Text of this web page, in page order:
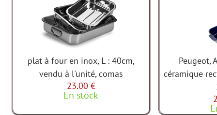
plat à four en inox, L : 40cm,
vendu à l'unité, comas
23.00 €
En stock
Peugeot,
céramique